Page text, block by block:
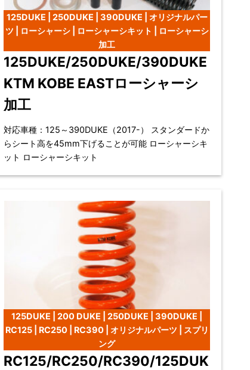
125DUKE | 250DUKE | 390DUKE | オリジナルパー
ツ | ローシャーシ | ローシャーシキット | ローシャーシ
加工
125DUKE/250DUKE/390DUKE
KTM KOBE EASTローシャーシ
加工
対応車種：125～390DUKE（2017-） スタンダードか
らシート高を45mm下げることが可能 ローシャーシキ
ット ローシャーシキット
125DUKE | 200 DUKE | 250DUKE | 390DUKE |
RC125 | RC250 | RC390 | オリジナルパーツ | スプリ
ング
RC125/RC250/RC390/125DUK